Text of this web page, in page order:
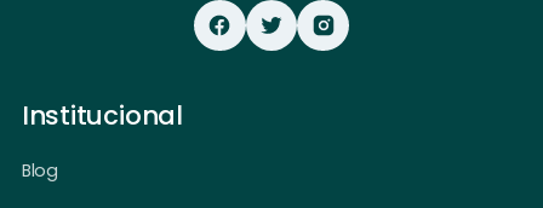
Institucional
Blog